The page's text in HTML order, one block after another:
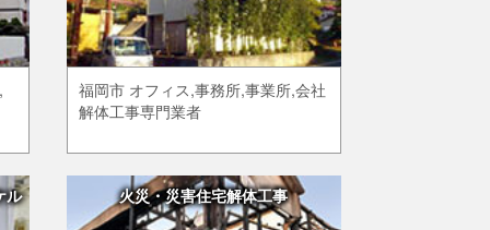
福岡市 オフィス,事務所,事業所,会社
解体工事専門業者
ル 火災・災害住宅解体工事